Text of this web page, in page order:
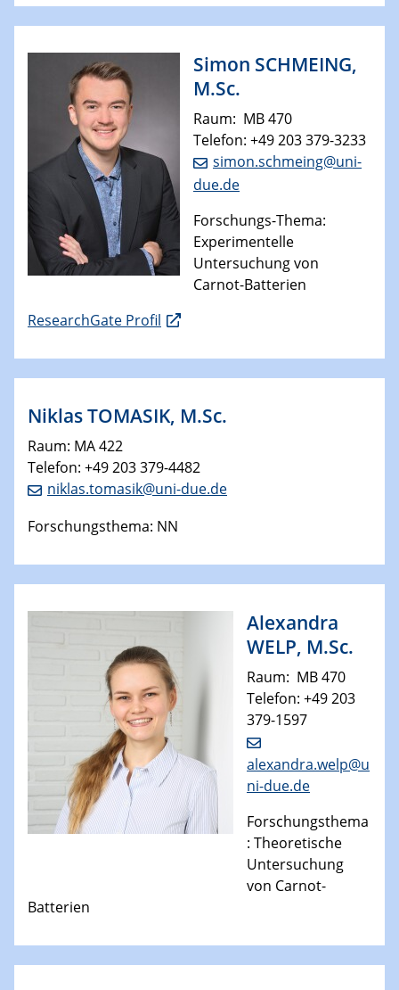
Simon SCHMEING,
M.Sc.
Raum: MB 470
Telefon: +49 203 379-3233
simon.schmeing@uni-
due.de
Forschungs-Thema:
Experimentelle
Untersuchung von
Carnot-Batterien
ResearchGate Profil
Niklas TOMASIK, M.Sc.
Raum: MA 422
Telefon: +49 203 379-4482
niklas.tomasik@uni-due.de
Forschungsthema: NN
Alexandra
WELP, M.Sc.
​Raum: MB 470
Telefon: +49 203
379-1597
alexandra.welp@u
ni-due.de
Forschungsthema
: Theoretische
Untersuchung
von Carnot-
Batterien